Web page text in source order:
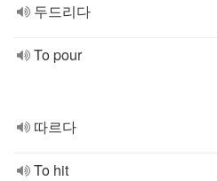
두드리다
To pour
따르다
To hit